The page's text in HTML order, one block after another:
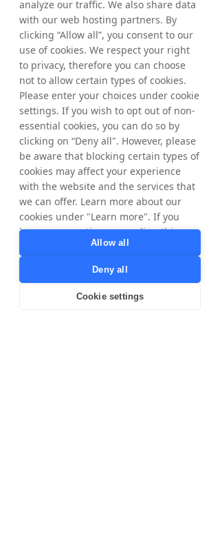
Lagerbestandsverwaltung oder
Auftragserfüllung herumschlagen zu
müssen.
Käufer können neue Produkte von
Menschen entdecken, denen sie
vertrauen, und das alles in einem
nahtlosen Einkaufserlebnis in den
sozialen Medien. Unsere Vision ist es,
für unsere Kunden mehr Umsatz zu
generieren als jeder andere Partner. Im
letzten Quartal haben wir gute
Fortschritte bei der Entwicklung eines
Performance-Marketing-Angebots
gemacht, das unseren Kunden hilft,
ihre ehrgeizigen Wachstumsziele zu
erreichen.
Der Erfolg von Tradedoubler ist nur durch
das Engagement und die Energie unserer
Kollegen und das Engagement unserer
Stakeholder, Partner und Kunden möglich.
analyze our traffic. We also share data
with our web hosting partners. By
clicking “Allow all”, you consent to our
use of cookies. We respect your right
to privacy, therefore you can choose
not to allow certain types of cookies.
Please enter your choices under cookie
settings. If you wish to opt out of non-
essential cookies, you can do so by
clicking on “Deny all". However, please
be aware that blocking certain types of
cookies may affect your experience
with the website and the services that
we can offer. Learn more about our
cookies under "Learn more". If you
have any questions regarding this,
privacy@tradedoubler.com
dpo@tradedoubler.com
read more about our data processing
Allow all
Deny all
Cookie settings